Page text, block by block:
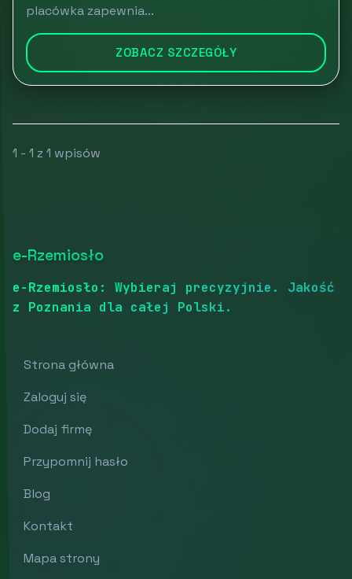
placówka zapewnia...
ZOBACZ SZCZEGÓŁY
1 - 1 z 1 wpisów
e-Rzemiosło
e-Rzemiosło: Wybieraj precyzyjnie. Jakość
z Poznania dla całej Polski.
Strona główna
Zaloguj się
Dodaj firmę
Przypomnij hasło
Blog
Kontakt
Mapa strony